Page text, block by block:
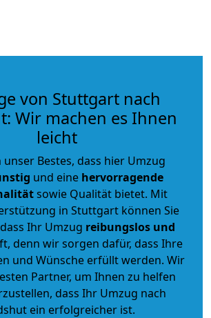
von Stuttgart nach
Wir machen es Ihnen
leicht
Bestes, dass hier Umzug
und eine hervorragende
sowie Qualität bietet. Mit
in Stuttgart können Sie
Ihr Umzug reibungslos und
denn wir sorgen dafür, dass Ihre
und Wünsche erfüllt werden. Wir
Partner, um Ihnen zu helfen
dass Ihr Umzug nach
ein erfolgreicher ist.